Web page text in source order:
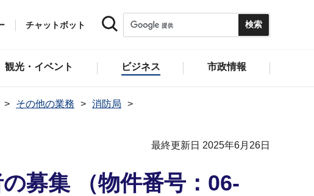
チャットボット
観光・イベント ビジネス 市政情報
その他の業務
消防局
最終更新日 2025年6月26日
募集 （物件番号：06-